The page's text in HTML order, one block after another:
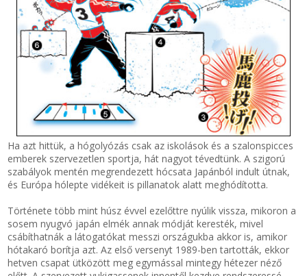
Ha azt hittük, a hógolyózás csak az iskolások és a szalonspicces
emberek szervezetlen sportja, hát nagyot tévedtünk. A szigorú
szabályok mentén megrendezett hócsata Japánból indult útnak,
és Európa hólepte vidékeit is pillanatok alatt meghódította.
Története több mint húsz évvel ezelőttre nyúlik vissza, mikoron a
sosem nyugvó japán elmék annak módját keresték, mivel
csábíthatnák a látogatókat messzi országukba akkor is, amikor
hótakaró borítja azt. Az első versenyt 1989-ben tartották, ekkor
hetven csapat ütközött meg egymással mintegy hétezer néző